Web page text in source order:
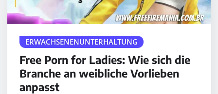
ERWACHSENENUNTERHALTUNG
Free Porn for Ladies: Wie sich die
Branche an weibliche Vorlieben
anpasst